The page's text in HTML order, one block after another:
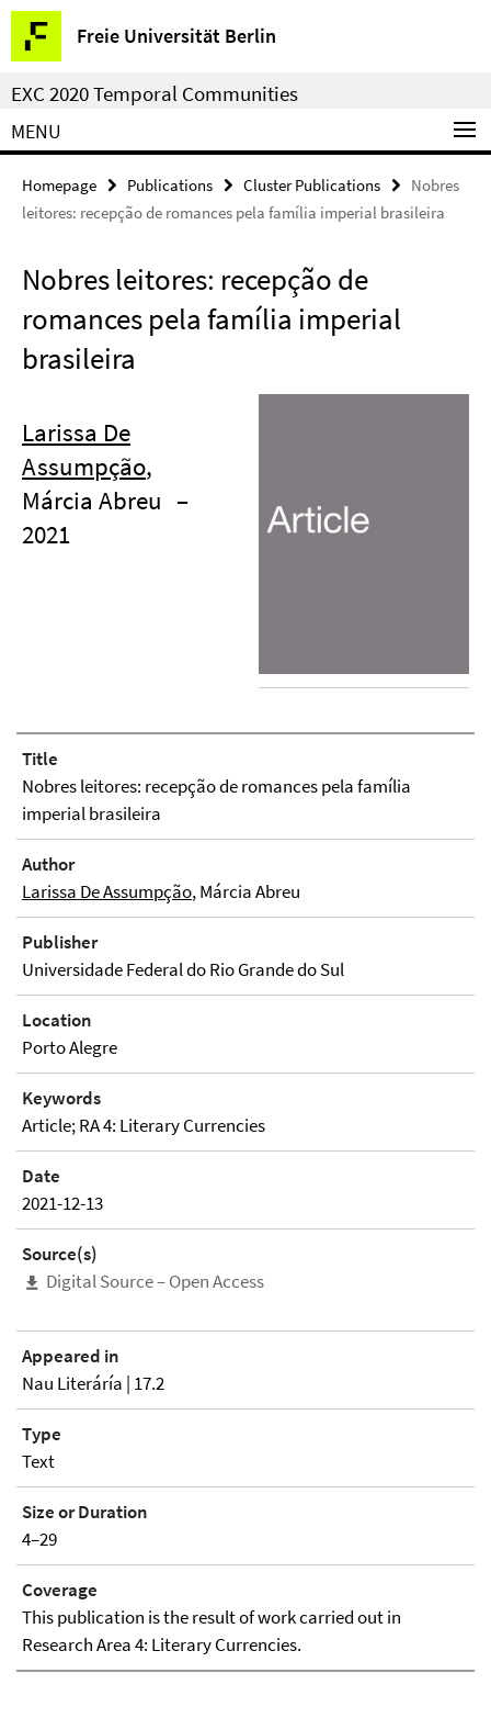
Springe
direkt
zu
Inhalt
Freie Universität Berlin
Service
Navigation
EXC 2020 Temporal Communities
MENU
Homepage Publications Cluster Publications
Nobres
leitores: recepção de romances pela família imperial brasileira
Nobres leitores: recepção de
romances pela família imperial
brasileira
Larissa De
Assumpção,
Márcia Abreu –
2021
Title
Nobres leitores: recepção de romances pela família
imperial brasileira
Author
Larissa De Assumpção, Márcia Abreu
Publisher
Universidade Federal do Rio Grande do Sul
Location
Porto Alegre
Keywords
Article; RA 4: Literary Currencies
Date
2021-12-13
Source(s)
Digital Source – Open Access
Appeared in
Nau Literáría | 17.2
Type
Text
Size or Duration
4–29
Coverage
This publication is the result of work carried out in
Research Area 4: Literary Currencies.